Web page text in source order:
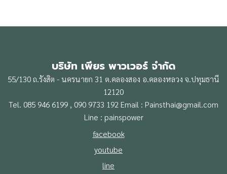
บริษัท เพียร พาวเวอร์ จำกัด
55/130 ถ.รังสิต - นครนายก 31 ต.คลองสอง อ.คลองหลวง จ.ปทุมธานี
12120
Tel. 085 946 6199 , 090 9733 192 Email : Painsthai@gmail.com
Line : painspower
facebook
youtube
line